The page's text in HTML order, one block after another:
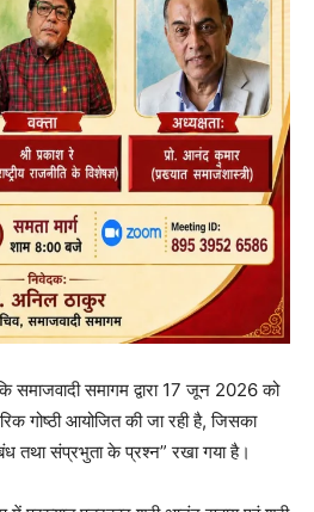
समाजवादी समागम द्वारा 17 जून 2026 को
गोष्ठी आयोजित की जा रही है, जिसका
तथा संप्रभुता के प्रश्न” रखा गया है।